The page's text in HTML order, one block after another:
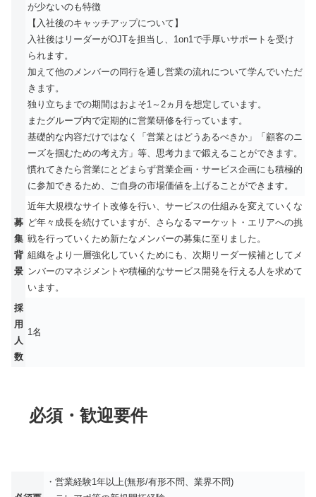
が少ないのも特徴
【入社後のキャッチアップについて】
入社後はリーダーがOJTを担当し、1on1で手厚いサポートを受け
られます。
加えて他のメンバーの同行を通し営業の流れについて学んでいただ
きます。
独り立ちまでの期間はおよそ1～2ヵ月を想定しています。
またグループ内で定期的に営業研修を行っています。
基礎的な内容だけではなく「営業とはどうあるべきか」「顧客のニ
ーズを掴むための考え方」等、思考力まで鍛えることができます。
慣れてきたら営業にとどまらず営業企画・サービス企画にも積極的
に参加できるため、ご自身の市場価値を上げることができます。
募
集
背
景
近年大規模なサイト改修を行い、サービスの仕組みを変えていくな
ど年々成長を続けていますが、さらなるマーケット・エリアへの挑
戦を行っていくため新たなメンバーの募集に至りました。
組織をより一層強化していくためにも、次期リーダー候補としてメ
ンバーのマネジメントや積極的なサービス開発を行える人を求めて
います。
採
用
人
数
1名
必須・歓迎要件
・営業経験1年以上(無形/有形不問、業界不問)